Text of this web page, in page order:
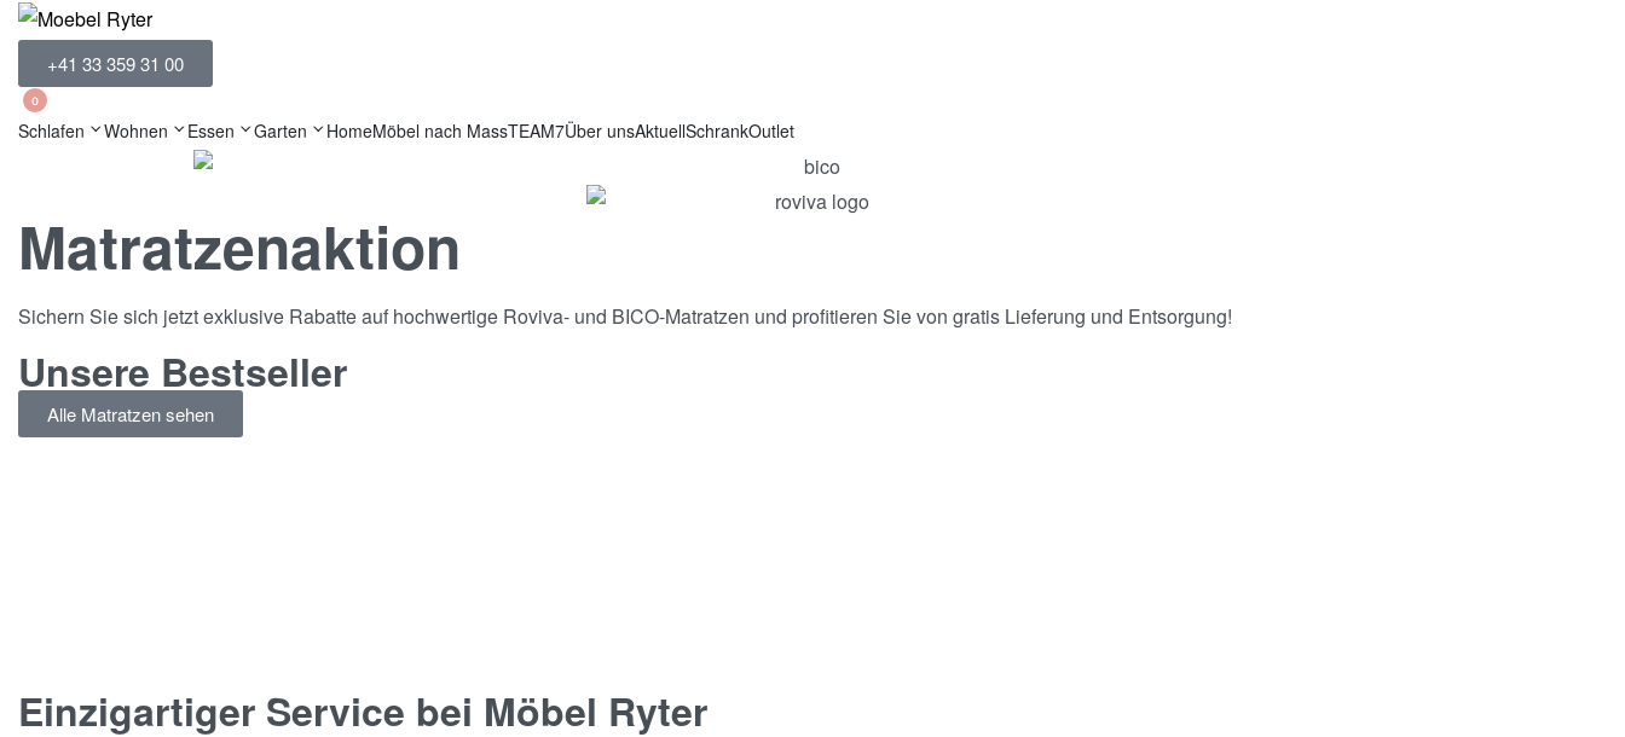
+41 33 359 31 00
0
Schlafen Wohnen Essen Garten HomeMöbel nach MassTEAM7Über unsAktuellSchrankOutlet
Matratzenaktion
Sichern Sie sich jetzt exklusive Rabatte auf hochwertige Roviva- und BICO-Matratzen und profitieren Sie von gratis Lieferung und Entsorgung!
Unsere Bestseller
Alle Matratzen sehen
1'881.00 CHF5'688.00 CHF 1'751.00
Einzigartiger Service bei Möbel Ryter